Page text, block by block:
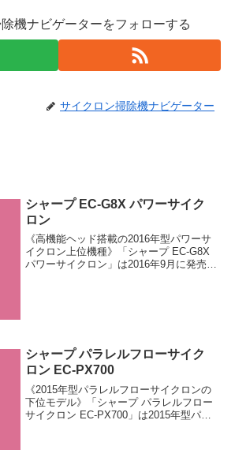
機ナビゲーターをフォローする
サイクロン掃除機ナビゲーター
シャープ EC-G8X パワーサイク
ロン
《高機能ヘッド搭載の2016年型パワーサ
イクロン上位機種》「シャープ EC-G8X
パワーサイクロン」は2016年9月に発売さ
シャープ パラレルフローサイク
ロン EC-PX700
《2015年型パラレルフローサイクロンの
下位モデル》「シャープ パラレルフロー
サイクロン EC-PX700」は2015年型パラ